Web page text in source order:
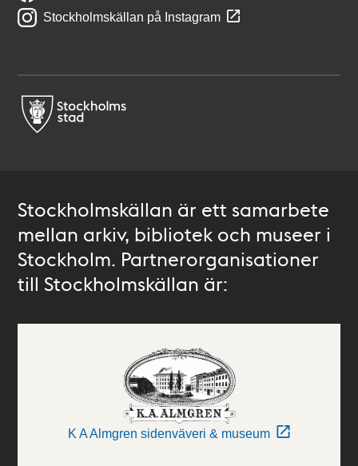
Stockholmskällan på Instagram
Stockholmskällan är ett samarbete
mellan arkiv, bibliotek och museer i
Stockholm. Partnerorganisationer
till Stockholmskällan är:
K A Almgren sidenväveri & museum